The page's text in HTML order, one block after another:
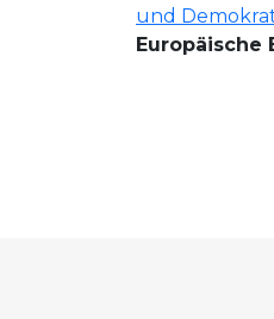
und
Europäische